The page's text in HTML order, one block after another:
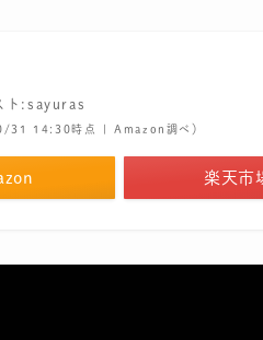
ト:sayuras
31 14:30時点 | Amazon調べ）
楽天市